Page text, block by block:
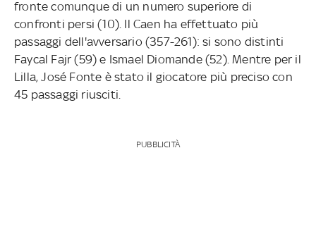
fronte comunque di un numero superiore di
confronti persi (10). Il Caen ha effettuato più
passaggi dell'avversario (357-261): si sono distinti
Faycal Fajr (59) e Ismael Diomande (52). Mentre per il
Lilla, José Fonte è stato il giocatore più preciso con
45 passaggi riusciti.
PUBBLICITÀ